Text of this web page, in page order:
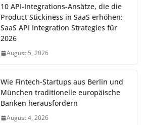
10 API-Integrations-Ansätze, die die
Product Stickiness in SaaS erhöhen:
SaaS API Integration Strategies für
2026
August 5, 2026
Wie Fintech-Startups aus Berlin und
München traditionelle europäische
Banken herausfordern
August 4, 2026